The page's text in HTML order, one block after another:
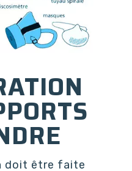
doit être faite